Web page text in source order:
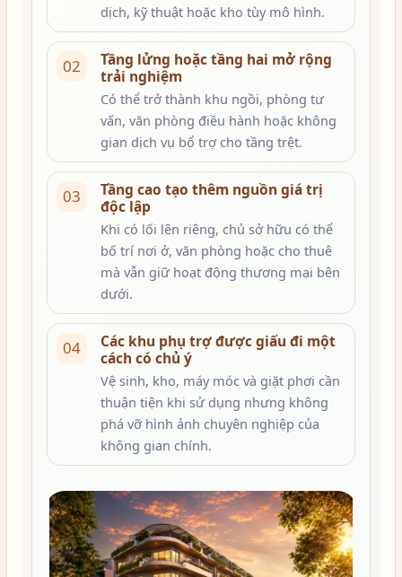
dịch, kỹ thuật hoặc kho tùy mô hình.
02
Tầng lửng hoặc tầng hai mở rộng
trải nghiệm
Có thể trở thành khu ngồi, phòng tư
vấn, văn phòng điều hành hoặc không
gian dịch vụ bổ trợ cho tầng trệt.
03
Tầng cao tạo thêm nguồn giá trị
độc lập
Khi có lối lên riêng, chủ sở hữu có thể
bố trí nơi ở, văn phòng hoặc cho thuê
mà vẫn giữ hoạt động thương mại bên
dưới.
04
Các khu phụ trợ được giấu đi một
cách có chủ ý
Vệ sinh, kho, máy móc và giặt phơi cần
thuận tiện khi sử dụng nhưng không
phá vỡ hình ảnh chuyên nghiệp của
không gian chính.